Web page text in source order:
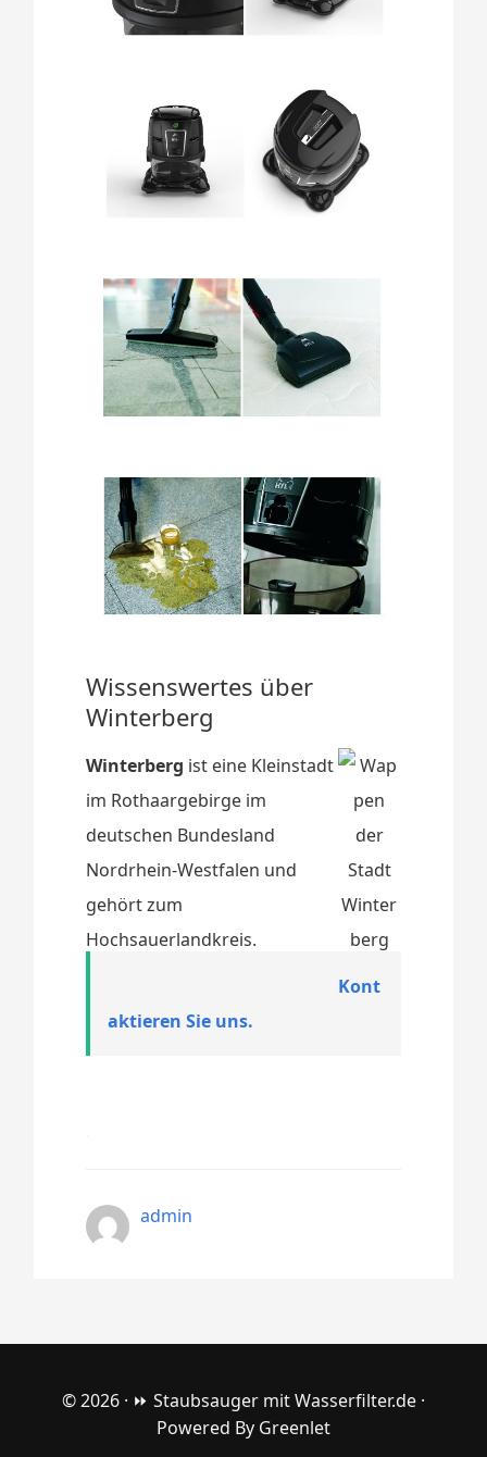
Wissenswertes über
Winterberg
Winterberg ist eine Kleinstadt
im Rothaargebirge im
deutschen Bundesland
Nordrhein-Westfalen und
gehört zum
Hochsauerlandkreis.
Kont
aktieren Sie uns.
admin
© 2026 · ⏩ Staubsauger mit Wasserfilter.de ·
Powered By Greenlet